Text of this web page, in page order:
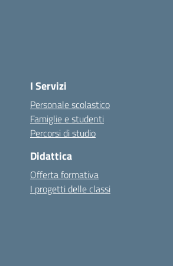
I Servizi
Personale scolastico
Famiglie e studenti
Percorsi di studio
Didattica
Offerta formativa
I progetti delle classi